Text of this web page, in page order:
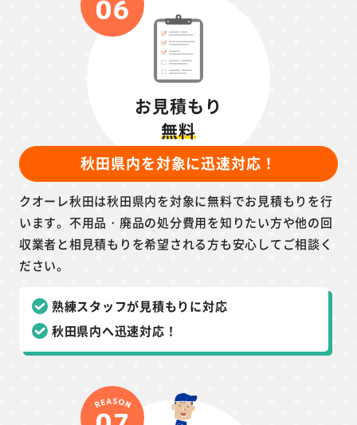
お見積もり
無料
秋田県内を対象に迅速対応！
クオーレ秋田は秋田県内を対象に無料でお見積もりを行
います。不用品・廃品の処分費用を知りたい方や他の回
収業者と相見積もりを希望される方も安心してご相談く
ださい。
熟練スタッフが見積もりに対応
秋田県内へ迅速対応！